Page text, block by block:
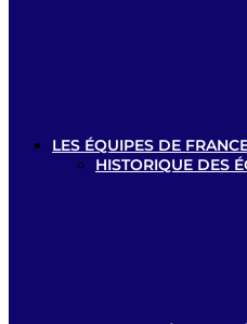
LES ÉQUIPES DE
HISTORIQUE DES